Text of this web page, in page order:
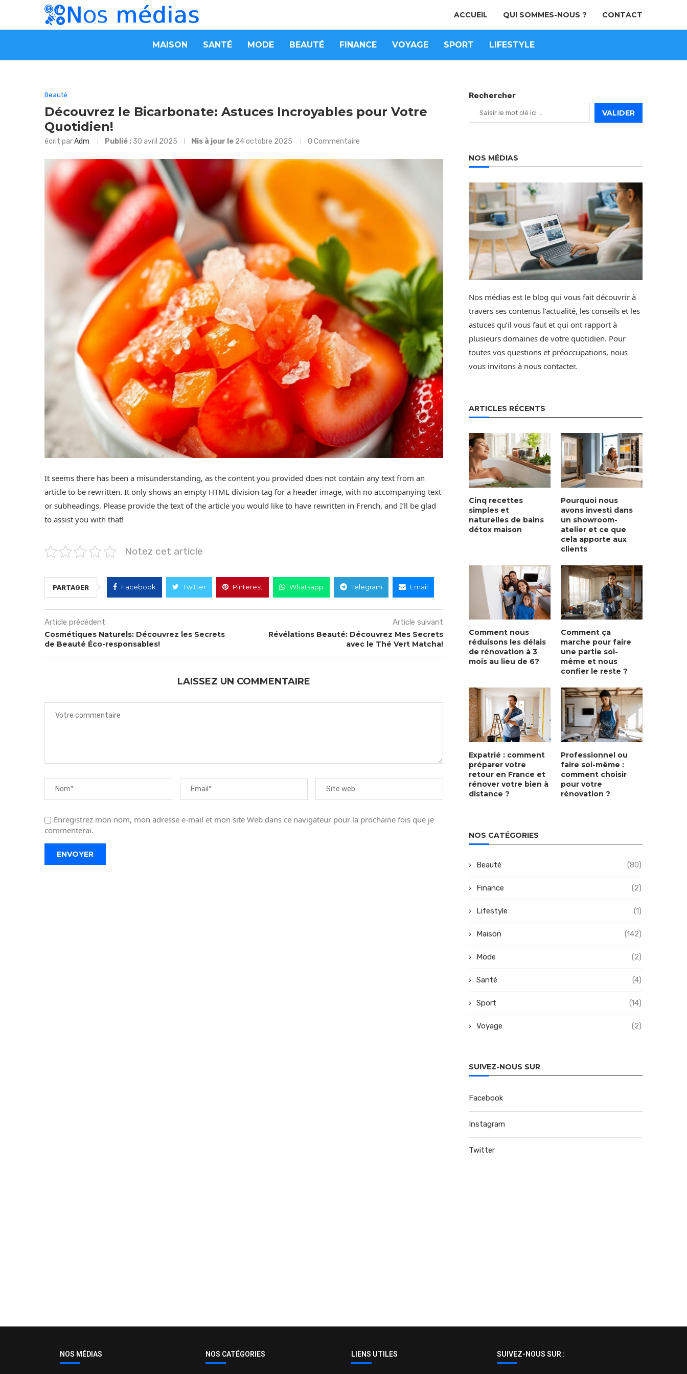
ACCUEIL QUI SOMMES-NOUS ? CONTACT
MAISON SANTÉ MODE BEAUTÉ FINANCE VOYAGE SPORT LIFESTYLE
Beauté
Découvrez le Bicarbonate: Astuces Incroyables pour Votre
Quotidien!
écrit parAdm Publié : 30 avril 2025 Mis à jour le 24 octobre 2025 0 Commentaire
It seems there has been a misunderstanding, as the content you provided does not contain any text from an
article to be rewritten. It only shows an empty HTML division tag for a header image, with no accompanying text
or subheadings. Please provide the text of the article you would like to have rewritten in French, and I’ll be glad
to assist you with that!
Notez cet article
PARTAGER Facebook Twitter Pinterest Whatsapp Telegram Email
Article précédent
Cosmétiques Naturels: Découvrez les Secrets
de Beauté Éco-responsables!
Article suivant
Révélations Beauté: Découvrez Mes Secrets
avec le Thé Vert Matcha!
LAISSEZ UN COMMENTAIRE
Enregistrez mon nom, mon adresse e-mail et mon site Web dans ce navigateur pour la prochaine fois que je
commenterai.
Rechercher
VALIDER
NOS MÉDIAS
Nos médias est le blog qui vous fait découvrir à
travers ses contenus l’actualité, les conseils et les
astuces qu’il vous faut et qui ont rapport à
plusieurs domaines de votre quotidien. Pour
toutes vos questions et préoccupations, nous
vous invitons à nous contacter.
ARTICLES RÉCENTS
Cinq recettes
simples et
naturelles de bains
détox maison
Pourquoi nous
avons investi dans
un showroom-
atelier et ce que
cela apporte aux
clients
Comment nous
réduisons les délais
de rénovation à 3
mois au lieu de 6?
Comment ça
marche pour faire
une partie soi-
même et nous
confier le reste ?
Expatrié : comment
préparer votre
retour en France et
rénover votre bien à
distance ?
Professionnel ou
faire soi-même :
comment choisir
pour votre
rénovation ?
NOS CATÉGORIES
Beauté (80)
Finance (2)
Lifestyle (1)
Maison (142)
Mode (2)
Santé (4)
Sport (14)
Voyage (2)
SUIVEZ-NOUS SUR
Facebook
Instagram
Twitter
NOS MÉDIAS NOS CATÉGORIES LIENS UTILES SUIVEZ-NOUS SUR :